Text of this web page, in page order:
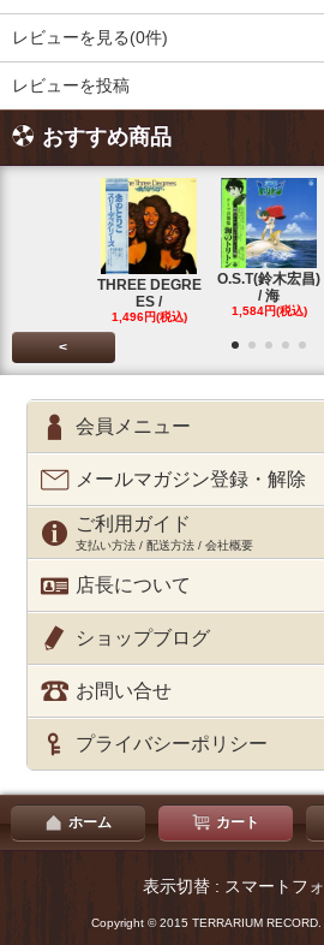
レビューを見る(0件)
レビューを投稿
おすすめ商品
THREE DEGRE
ES /
1,496円(税込)
O.S.T(鈴木宏昌)
/ 海
1,584円(税込)
<
会員メニュー
メールマガジン登録・解除
ご利用ガイド
支払い方法 / 配送方法 / 会社概要
店長について
ショップブログ
お問い合せ
プライバシーポリシー
ホーム カート
表示切替 : スマートフ
Copyright © 2015 TERRARIUM